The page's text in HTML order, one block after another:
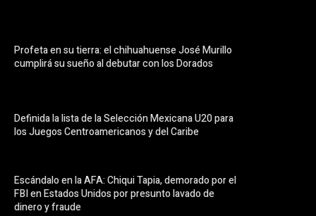
Profeta en su tierra: el chihuahuense José Murillo
cumplirá su sueño al debutar con los Dorados
Definida la lista de la Selección Mexicana U20 para
los Juegos Centroamericanos y del Caribe
Escándalo en la AFA: Chiqui Tapia, demorado por el
FBI en Estados Unidos por presunto lavado de
dinero y fraude